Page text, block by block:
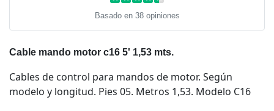
Basado en 38 opiniones
Cable mando motor c16 5' 1,53 mts.
Cables de control para mandos de motor. Según
modelo y longitud. Pies 05. Metros 1,53. Modelo C16